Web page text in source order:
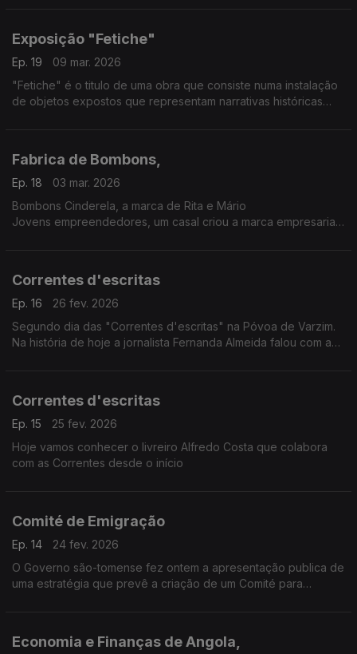
Exposição "Fetiche"
Ep. 19
09 mar. 2026
"Fetiche" é o titulo de uma obra que consiste numa instalação
de objetos expostos que representam narrativas históricas
Fabrica de Bombons,
Ep. 18
03 mar. 2026
Bombons Cinderela, a marca de Rita e Mário
Jovens empreendedores, um casal criou a marca empresarial
Correntes d'escritas
Ep. 16
26 fev. 2026
Segundo dia das "Correntes d'escritas" na Póvoa de Varzim.
Na história de hoje a jornalista Fernanda Almeida falou com a
Correntes d'escritas
Ep. 15
25 fev. 2026
Hoje vamos conhecer o livreiro Alfredo Costa que colabora
com as Correntes desde o início
Comité de Emigração
Ep. 14
24 fev. 2026
O Governo são-tomense fez ontem a apresentação publica de
uma estratégia que prevê a criação de um Comité para
Economia e Finanças de Angola,